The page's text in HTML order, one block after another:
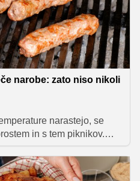
narobe: zato niso nikoli
narastejo, se
in s tem piknikov.
hrane, ampak
dolge pogovore in
s poletjem. Prav